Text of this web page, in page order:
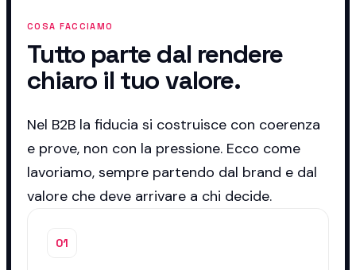
COSA FACCIAMO
Tutto parte dal rendere
chiaro il tuo valore.
Nel B2B la fiducia si costruisce con coerenza
e prove, non con la pressione. Ecco come
lavoriamo, sempre partendo dal brand e dal
valore che deve arrivare a chi decide.
01